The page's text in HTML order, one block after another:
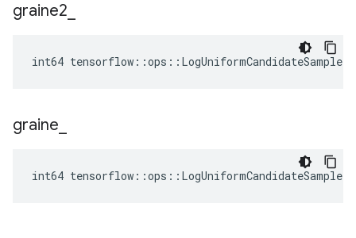
graine2
int64
graine
int64